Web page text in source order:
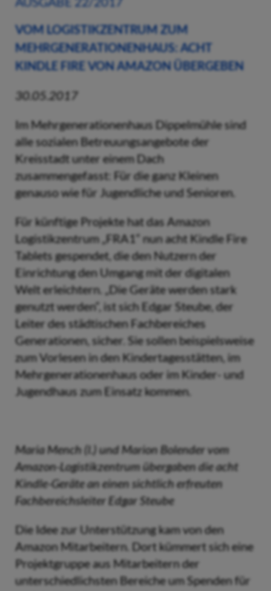
VOM LOGISTIKZENTRUM ZUM
MEHRGENERATIONENHAUS: ACHT
KINDLE FIRE VON AMAZON ÜBERGEBEN
30.05.2017
Im Mehrgenerationenhaus Dippelmühle sind
alle sozialen Betreuungsangebote der
Kreisstadt unter einem Dach
zusammengefasst: Für die ganz Kleinen
genauso wie für Jugendliche und Senioren.
Für künftige Projekte hat das Amazon
Logistikzentrum „FRA1“ nun acht Kindle Fire
Tablets gespendet, die den Nutzern der
Einrichtung den Umgang mit der digitalen
Welt erleichtern. „Die Geräte werden stark
genutzt werden“, ist sich Edgar Steube, der
Leiter des städtischen Fachbereiches
Generationen, sicher. Sie sollen beispielsweise
zum Vorlesen in den Kindertagesstätten, im
Mehrgenerationenhaus oder im Kinder- und
Jugendhaus zum Einsatz kommen.
Maria Mench (l.) und Marion Bolender vom
Amazon-Logistikzentrum übergaben die acht
Kindle-Geräte an einen sichtlich erfreuten
Fachbereichsleiter Edgar Steube
Die Idee zur Unterstützung kam von den
Amazon Mitarbeitern. Dort kümmert sich eine
Projektgruppe aus Mitarbeitern der
unterschiedlichsten Bereiche um Spenden für